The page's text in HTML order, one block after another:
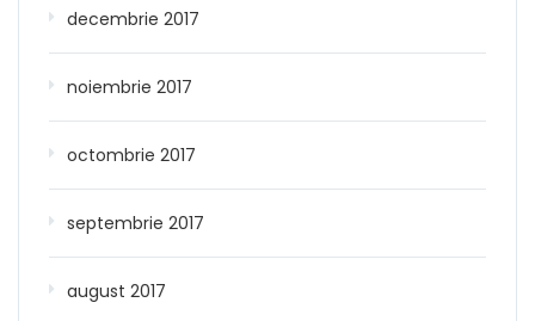
decembrie 2017
noiembrie 2017
octombrie 2017
septembrie 2017
august 2017